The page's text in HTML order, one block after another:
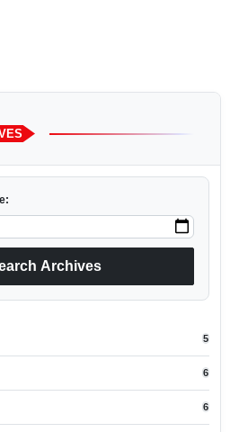
Archives
5
6
6